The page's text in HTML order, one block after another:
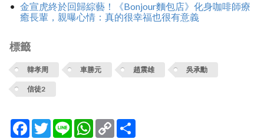
金宣虎終於回歸綜藝！《Bonjour麵包店》化身咖啡師療
癒長輩，親曝心情：真的很幸福也很有意義
標籤
韓孝周 車勝元 趙震雄 吳承勳
信徒2
Facebook
TwitterLine WhatsApp
Copy
Link